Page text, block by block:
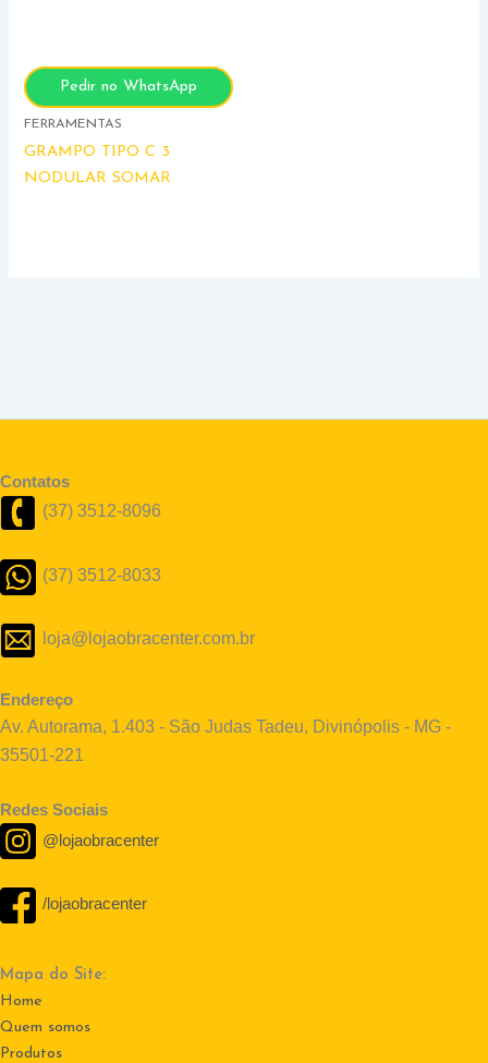
Pedir no WhatsApp
FERRAMENTAS
GRAMPO TIPO C 3
NODULAR SOMAR
Contatos
(37) 3512-8096
(37) 3512-8033
loja@lojaobracenter.com.br
Endereço
Av. Autorama, 1.403 - São Judas Tadeu, Divinópolis - MG -
35501-221
Redes Sociais
@lojaobracenter
/lojaobracenter
Mapa do Site:
Home
Quem somos
Produtos